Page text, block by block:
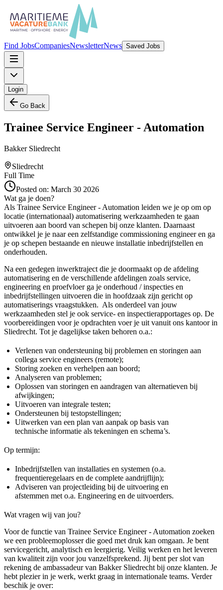
Find JobsCompaniesNewsletterNews Saved Jobs
Login
Go Back
Trainee Service Engineer - Automation
Bakker Sliedrecht
Sliedrecht
Full Time
Posted on: March 30 2026
Wat ga je doen?
Als Trainee Service Engineer - Automation leiden we je op om op
locatie (internationaal) automatisering werkzaamheden te gaan
uitvoeren aan boord van schepen bij onze klanten. Daarnaast
ontwikkel je je naar een zelfstandige commissioning engineer en ga
je op schepen bestaande en nieuwe installatie inbedrijfstellen en
onderhouden.
Na een gedegen inwerktraject die je doormaakt op de afdeling
automatisering en de verschillende afdelingen zoals service,
engineering en proefvloer ga je onderhoud / inspecties en
inbedrijfstellingen uitvoeren die in hoofdzaak zijn gericht op
automatiserings vraagstukken. Als onderdeel van jouw
werkzaamheden stel je ook service- en inspectierapportages op. De
voorbereidingen voor je opdrachten voer je uit vanuit ons kantoor in
Sliedrecht. Tot je dagelijkse taken behoren o.a.:
Verlenen van ondersteuning bij problemen en storingen aan
collega service engineers (remote);
Storing zoeken en verhelpen aan boord;
Analyseren van problemen;
Oplossen van storingen en aandragen van alternatieven bij
afwijkingen;
Uitvoeren van integrale testen;
Ondersteunen bij testopstellingen;
Uitwerken van een plan van aanpak op basis van
technische informatie als tekeningen en schema’s.
Op termijn:
Inbedrijfstellen van installaties en systemen (o.a.
frequentieregelaars en de complete aandrijflijn);
Adviseren van projectleiding bij de uitvoering en
afstemmen met o.a. Engineering en de uitvoerders.
Wat vragen wij van jou?
Voor de functie van Trainee Service Engineer - Automation zoeken
we een probleemoplosser die goed met druk kan omgaan. Je bent
servicegericht, analytisch en leergierig. Veilig werken en het leveren
van kwaliteit zijn voor jou vanzelfsprekend. Jij bent per slot van
rekening de ambassadeur van Bakker Sliedrecht bij onze klanten. Je
hebt plezier in je werk, werkt graag in internationale teams. Verder
beschik je over: